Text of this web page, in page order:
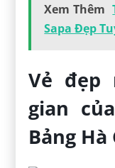
Xem Thêm
Sapa Đẹp
Vẻ đẹp
gian
Bảng Hà